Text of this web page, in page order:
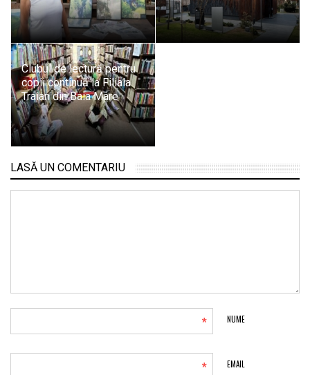
Clubul de lectură pentru
copii continuă la Filiala
Traian din Baia Mare
LASĂ UN COMENTARIU
NUME
*
EMAIL
*